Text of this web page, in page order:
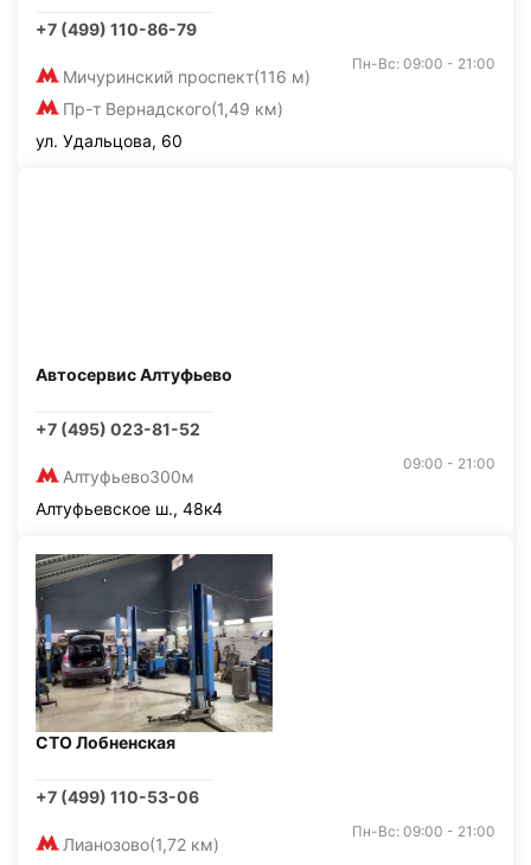
+7 (499) 110-86-79
Мичуринский проспект(116 м)
Пр-т Вернадского(1,49 км)
Пн-Вс: 09:00 - 21:00
ул. Удальцова, 60
Автосервис Алтуфьево
+7 (495) 023-81-52
Алтуфьево300м
09:00 - 21:00
Алтуфьевское ш., 48к4
СТО Лобненская
+7 (499) 110-53-06
Лианозово(1,72 км)
Пн-Вс: 09:00 - 21:00